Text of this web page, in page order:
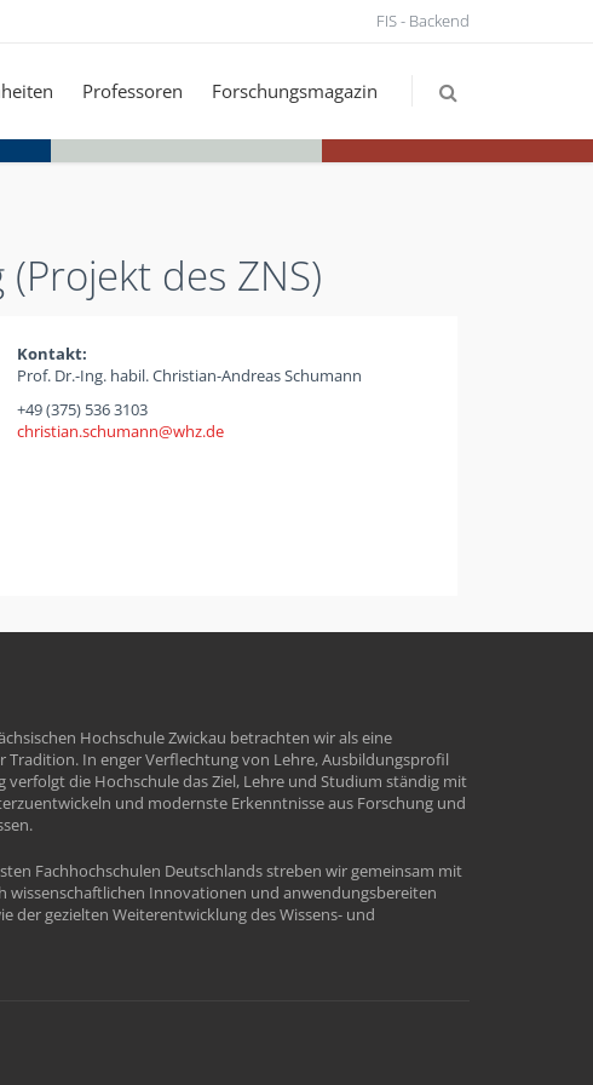
FIS - Backend
Professoren Forschungsmagazin
des ZNS)
Kontakt:
Prof. Dr.-Ing. habil. Christian-Andreas Schumann
+49 (375) 536 3103
christian.schumann
whzde
Hochschule Zwickau betrachten wir als eine
Tradition. In enger Verflechtung von Lehre, Ausbildungsprofil
verfolgt die Hochschule das Ziel, Lehre und Studium ständig mit
und modernste Erkenntnisse aus Forschung und
Fachhochschulen Deutschlands streben wir gemeinsam mit
wissenschaftlichen Innovationen und anwendungsbereiten
der gezielten Weiterentwicklung des Wissens- und